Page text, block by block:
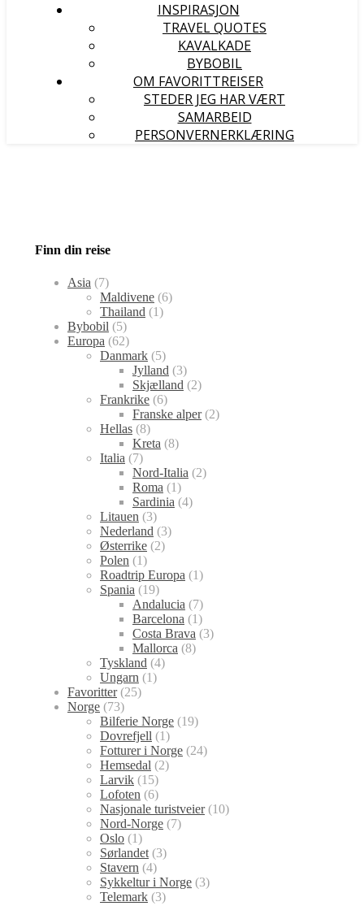
INSPIRASJON
TRAVEL QUOTES
KAVALKADE
BYBOBIL
OM FAVORITTREISER
STEDER JEG HAR VÆRT
SAMARBEID
PERSONVERNERKLÆRING
Finn din reise
Asia (7)
Maldivene (6)
Thailand (1)
Bybobil (5)
Europa (62)
Danmark (5)
Jylland (3)
Skjælland (2)
Frankrike (6)
Franske alper(2)
Hellas (8)
Kreta (8)
Italia (7)
Nord-Italia (2)
Roma (1)
Sardinia (4)
Litauen (3)
Nederland (3)
Østerrike (2)
Polen (1)
Roadtrip Europa (1)
Spania (19)
Andalucia (7)
Barcelona (1)
Costa Brava (3)
Mallorca (8)
Tyskland (4)
Ungarn (1)
Favoritter(25)
Norge (73)
Bilferie Norge (19)
Dovrefjell (1)
Fotturer i Norge (24)
Hemsedal (2)
Larvik (15)
Lofoten (6)
Nasjonale turistveier(10)
Nord-Norge (7)
Oslo (1)
Sørlandet (3)
Stavern (4)
Sykkeltur i Norge (3)
Telemark (3)